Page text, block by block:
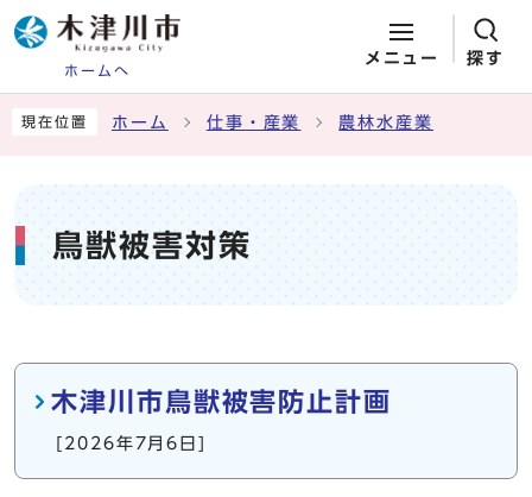
ホームへ
メニュー 探す
現在位置 ホーム 仕事・産業 農林水産業
鳥獣被害対策
メインメニュー
木津川市鳥獣被害防止計画
[2026年7月6日]